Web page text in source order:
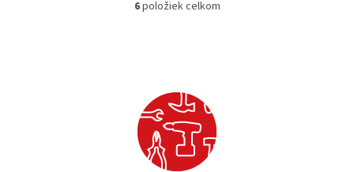
O
c
i
e
p
r
6položiek celkom